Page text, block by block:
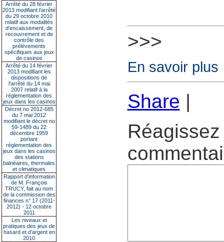
Arrêté du 28 février
2013 modifiant l'arrêté
du 29 octobre 2010
relatif aux modalités
d'encaissement, de
recouvrement et de
contrôle des
prélèvements
spécifiques aux jeux
de casinos
Arrêté du 14 février
2013 modifiant les
dispositions de
l'arrêté du 14 mai
2007 relatif à la
réglementation des
jeux dans les casinos
Décret no 2012-685
du 7 mai 2012
modifiant le décret no
59-1489 du 22
décembre 1959
portant
réglementation des
jeux dans les casinos
des stations
balnéaires, thermales
et climatiques
Rapport d'information
de M. François
TRUCY, fait au nom
de la commission des
finances n° 17 (2011-
2012) - 12 octobre
2011
Les niveaux et
pratiques des jeux de
hasard et d’argent en
2010
>>>
En savoir plus
Share |